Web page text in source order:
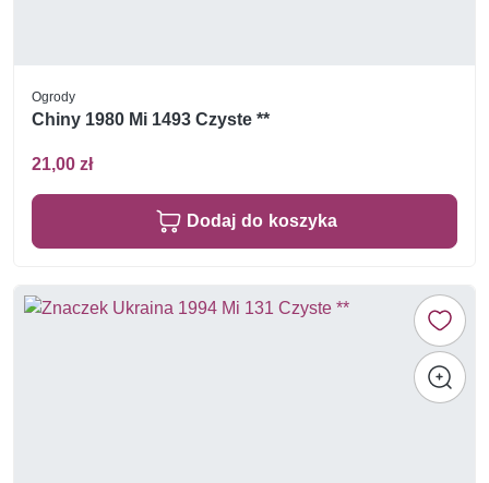
Ogrody
Chiny 1980 Mi 1493 Czyste **
21,00 zł
Dodaj do koszyka